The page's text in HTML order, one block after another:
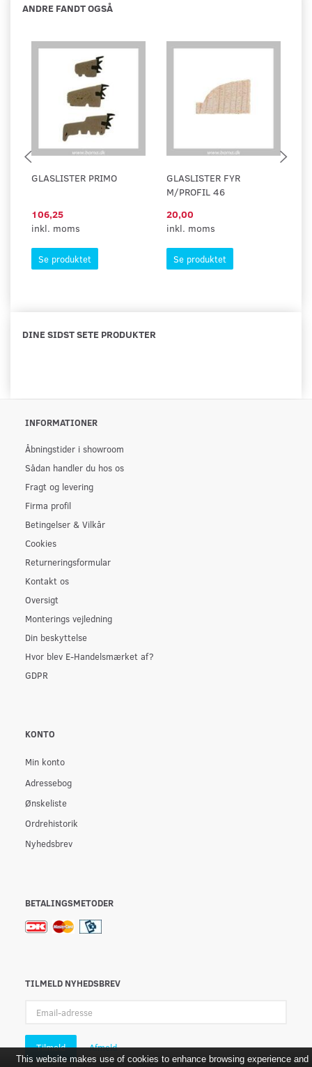
ANDRE FANDT OGSÅ
GLASLISTER PRIMO
106,25
inkl. moms
Se produktet
GLASLISTER FYR
M/PROFIL 46
20,00
inkl. moms
Se produktet
DINE SIDST SETE PRODUKTER
INFORMATIONER
Åbningstider i showroom
Sådan handler du hos os
Fragt og levering
Firma profil
Betingelser & Vilkår
Cookies
Returneringsformular
Kontakt os
Oversigt
Monterings vejledning
Din beskyttelse
Hvor blev E-Handelsmærket af?
GDPR
KONTO
Min konto
Adressebog
Ønskeliste
Ordrehistorik
Nyhedsbrev
BETALINGSMETODER
TILMELD NYHEDSBREV
adresse
Tilmeld Afmeld
This website makes use of cookies to enhance browsing experience and